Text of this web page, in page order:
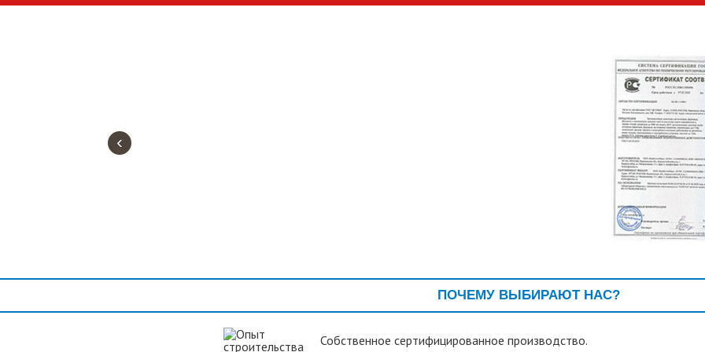
‹
ПОЧЕМУ ВЫБИРАЮТ НАС?
Собственное сертифицированное производство.